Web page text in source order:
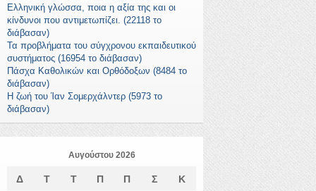
Ελληνική γλώσσα, ποια η αξία της και οι
κίνδυνοι που αντιμετωπίζει. (22118 το
διάβασαν)
Τα προβλήματα του σύγχρονου εκπαιδευτικού
συστήματος (16954 το διάβασαν)
Πάσχα Καθολικών και Ορθόδοξων (8484 το
διάβασαν)
Η ζωή του Ίαν Σομερχάλντερ (5973 το
διάβασαν)
Αυγούστου 2026
Δ Τ Τ Π Π Σ Κ